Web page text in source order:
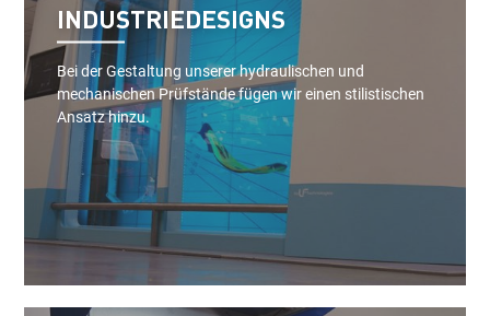
INDUSTRIEDESIGNS
Bei der Gestaltung unserer hydraulischen und
mechanischen Prüfstände fügen wir einen stilistischen
Ansatz hinzu.